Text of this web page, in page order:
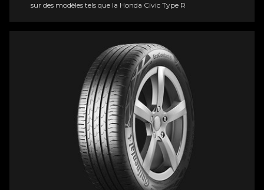
sur des modèles tels que la Honda Civic Type R